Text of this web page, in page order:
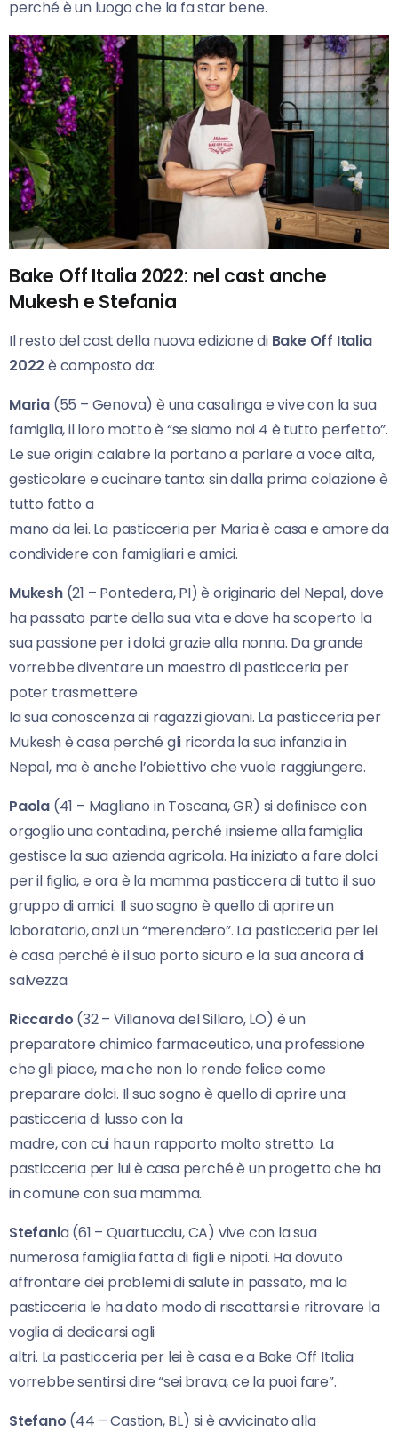
perché è un luogo che la fa star bene.
Bake Off Italia 2022: nel cast anche
Mukesh e Stefania
Il resto del cast della nuova edizione di Bake Off Italia
2022 è composto da:
Maria (55 – Genova) è una casalinga e vive con la sua
famiglia, il loro motto è “se siamo noi 4 è tutto perfetto”.
Le sue origini calabre la portano a parlare a voce alta,
gesticolare e cucinare tanto: sin dalla prima colazione è
tutto fatto a
mano da lei. La pasticceria per Maria è casa e amore da
condividere con famigliari e amici.
Mukesh(21 – Pontedera, PI) è originario del Nepal, dove
ha passato parte della sua vita e dove ha scoperto la
sua passione per i dolci grazie alla nonna. Da grande
vorrebbe diventare un maestro di pasticceria per
poter trasmettere
la sua conoscenza ai ragazzi giovani. La pasticceria per
Mukesh è casa perché gli ricorda la sua infanzia in
Nepal, ma è anche l’obiettivo che vuole raggiungere.
Paola (41 – Magliano in Toscana, GR) si definisce con
orgoglio una contadina, perché insieme alla famiglia
gestisce la sua azienda agricola. Ha iniziato a fare dolci
per il figlio, e ora è la mamma pasticcera di tutto il suo
gruppo di amici. Il suo sogno è quello di aprire un
laboratorio, anzi un “merendero”. La pasticceria per lei
è casa perché è il suo porto sicuro e la sua ancora di
salvezza.
Riccardo (32 – Villanova del Sillaro, LO) è un
preparatore chimico farmaceutico, una professione
che gli piace, ma che non lo rende felice come
preparare dolci. Il suo sogno è quello di aprire una
pasticceria di lusso con la
madre, con cui ha un rapporto molto stretto. La
pasticceria per lui è casa perché è un progetto che ha
in comune con sua mamma.
Stefania (61 – Quartucciu, CA) vive con la sua
numerosa famiglia fatta di figli e nipoti. Ha dovuto
affrontare dei problemi di salute in passato, ma la
pasticceria le ha dato modo di riscattarsi e ritrovare la
voglia di dedicarsi agli
altri. La pasticceria per lei è casa e a Bake Off Italia
vorrebbe sentirsi dire “sei brava, ce la puoi fare”.
Stefano (44 – Castion, BL) si è avvicinato alla